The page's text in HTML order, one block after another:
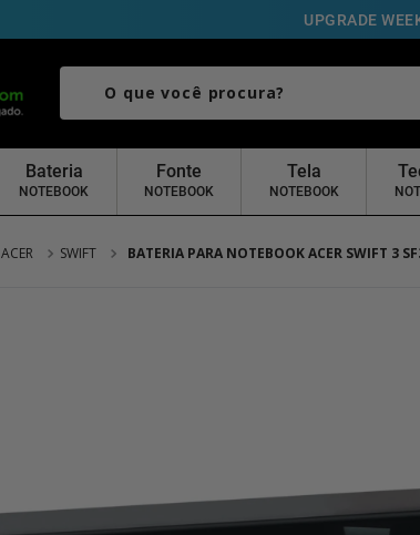
UPGRADE
O que você procura?
Bateria
NOTEBOOK
Fonte
NOTEBOOK
Tela
NOTEBOOK
ACER SWIFT BATERIA PARA NOTEBOOK ACER SWIFT 3